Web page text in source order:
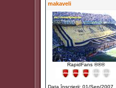
makaveli
RapidFans ®®®
Data înscrierii: 01/Sep/2007